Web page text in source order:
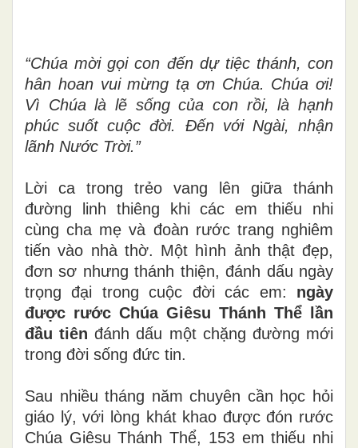
“Chúa mời gọi con đến dự tiệc thánh, con
hân hoan vui mừng tạ ơn Chúa. Chúa ơi!
Vì Chúa là lẽ sống của con rồi, là hạnh
phúc suốt cuộc đời. Đến với Ngài, nhận
lãnh Nước Trời.”
Lời ca trong trẻo vang lên giữa thánh
đường linh thiêng khi các em thiếu nhi
cùng cha mẹ và đoàn rước trang nghiêm
tiến vào nhà thờ. Một hình ảnh thật đẹp,
đơn sơ nhưng thánh thiện, đánh dấu ngày
trọng đại trong cuộc đời các em: ngày
được rước Chúa Giêsu Thánh Thể lần
đầu tiênđánh dấu một chặng đường mới
trong đời sống đức tin.
Sau nhiều tháng năm chuyên cần học hỏi
giáo lý, với lòng khát khao được đón rước
Chúa Giêsu Thánh Thể, 153 em thiếu nhi